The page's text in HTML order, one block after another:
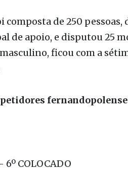
composta de 250 pessoas,
de apoio, e disputou 25